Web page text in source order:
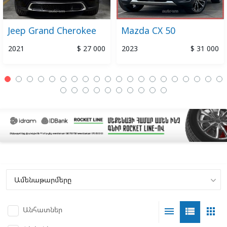
Jeep Grand Cherokee
2021 $ 27 000
Mazda CX 50
2023 $ 31 000
Անհատներ apps
view_list
menu